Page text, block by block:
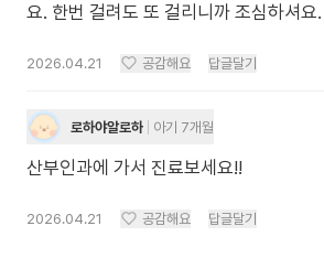
요. 한번 걸려도 또 걸리니까 조심하셔요.
2026.04.21 공감해요 답글달기
로하야알로하 아기 7개월
산부인과에 가서 진료보세요!!
2026.04.21 공감해요 답글달기